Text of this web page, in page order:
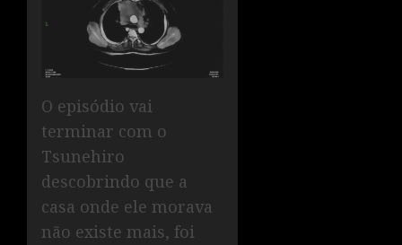
O episódio vai
terminar com o
Tsunehiro
descobrindo que a
casa onde ele morava
não existe mais, foi